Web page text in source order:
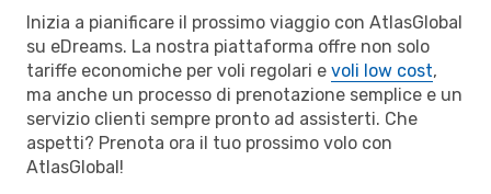
Inizia a pianificare il prossimo viaggio con AtlasGlobal
su eDreams. La nostra piattaforma offre non solo
tariffe economiche per voli regolari e voli low cost,
ma anche un processo di prenotazione semplice e un
servizio clienti sempre pronto ad assisterti. Che
aspetti? Prenota ora il tuo prossimo volo con
AtlasGlobal!